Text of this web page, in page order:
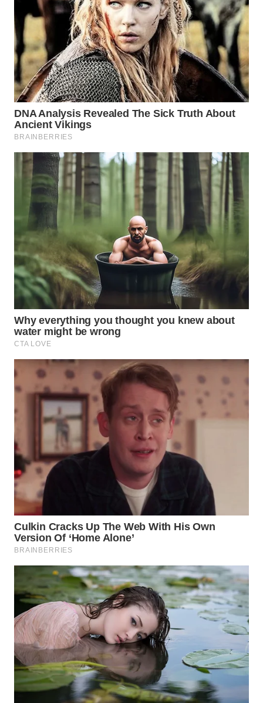
WAHANA
ADVOKAT
WAHANA
INFRASTRUKTUR
WAHANA
KONSUMEN
WAHANA
LISTRIK
WAHANA
TRAVEL
WAHANA
TV
WAHANANEWS
ID
WAHANANEWS
CO ID
WAHANANEWS
NET
WAHANA
SPORT
WAHANA
UMKM
WAHANA
SELEB
WAHANA
PERSONA
WAHANA
OTOMOTIF
WAHANA
HEALTH
WAHANA
DESA